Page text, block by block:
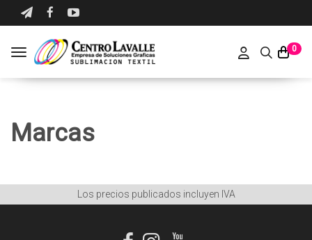
0
Toggle navigation
Marcas
Los precios publicados incluyen IVA